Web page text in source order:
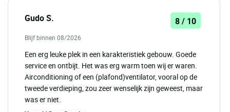
Gudo S. 8 / 10
Blijf binnen 08/2026
Een erg leuke plek in een karakteristiek gebouw. Goede
service en ontbijt. Het was erg warm toen wij er waren.
Airconditioning of een (plafond)ventilator, vooral op de
tweede verdieping, zou zeer wenselijk zijn geweest, maar
was er niet.